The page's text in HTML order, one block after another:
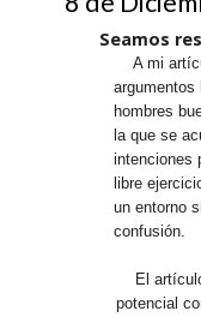
Seamos
A mi
argumentos
hombres
la que se
intenciones
libre
un entorno
confusión.
El
potencial